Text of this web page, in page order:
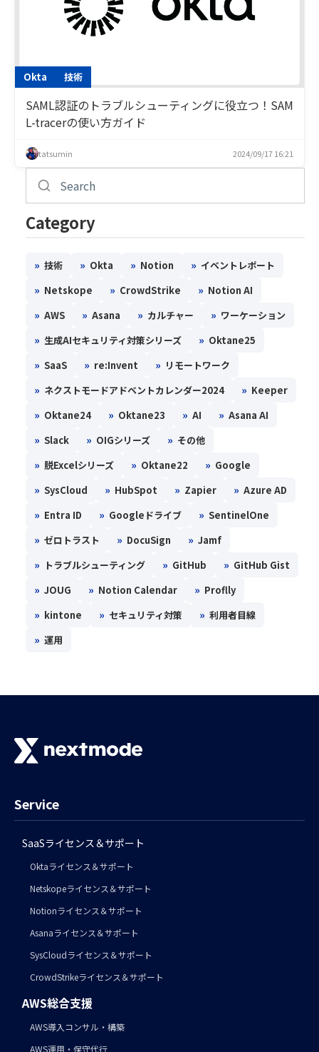
Okta 技術
SAML認証のトラブルシューティングに役立つ！SAM
L-tracerの使い方ガイド
tatsumin 2024/09/17 16:21
Category
» 技術 » Okta » Notion » イベントレポート
» Netskope » CrowdStrike » Notion AI
» AWS » Asana » カルチャー » ワーケーション
» 生成AIセキュリティ対策シリーズ » Oktane25
» SaaS » re:Invent » リモートワーク
» ネクストモードアドベントカレンダー2024 » Keeper
» Oktane24 » Oktane23 » AI » Asana AI
» Slack » OIGシリーズ » その他
» 脱Excelシリーズ » Oktane22 » Google
» SysCloud » HubSpot » Zapier » Azure AD
» Entra ID » Googleドライブ » SentinelOne
» ゼロトラスト » DocuSign » Jamf
» トラブルシューティング » GitHub » GitHub Gist
» JOUG » Notion Calendar » Proflly
» kintone » セキュリティ対策 » 利用者目線
» 運用
Service
SaaSライセンス＆サポート
Oktaライセンス＆サポート
Netskopeライセンス＆サポート
Notionライセンス＆サポート
Asanaライセンス＆サポート
SysCloudライセンス＆サポート
CrowdStrikeライセンス＆サポート
AWS総合支援
AWS導入コンサル・構築
AWS運用・保守代行